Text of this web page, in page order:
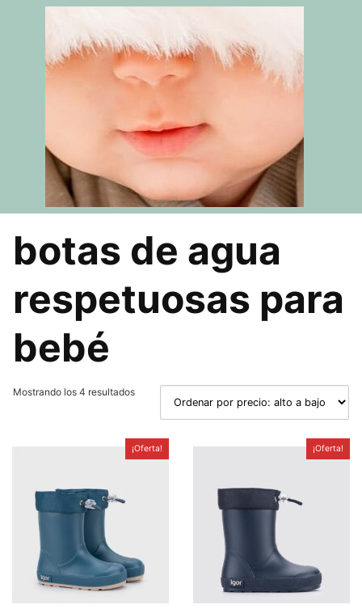
botas de agua
respetuosas para
bebé
Mostrando los 4 resultadosOrdenado
precio:
a
¡Oferta! ¡Oferta!